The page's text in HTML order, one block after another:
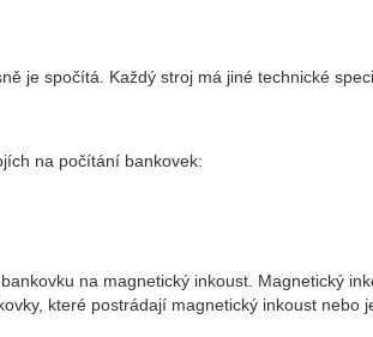
je spočítá. Každý stroj má jiné technické
na počítání bankovek:
na magnetický inkoust. Magnetický
které postrádají magnetický inkoust